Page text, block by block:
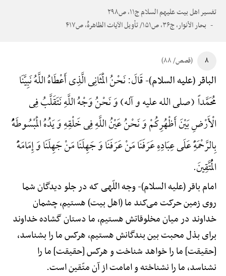
تفسیر اهل بیت علیهم السلام ج۱۱، ص۲۹۸
بحار الأنوار، ج۳۶، ص۱۵۱/ تأویل الآیات الظاهرهًْ، ص۴۱۷
۸ (قصص/ ۸۸)
الباقر (علیه السلام)-قَالَ: نَحْنُ الْمَثَانِی الَّذِی أَعْطَاهُ اللَّهُ نَبِیَّنَا
مُحَمَّداً (صلی الله علیه و آله) وَ نَحْنُ وَجْهُ اللَّهِ نَتَقَلَّبُ فِی
الْأَرْضِ بَیْنَ أَظْهُرِکُمْ وَ نَحْنُ عَیْنُ اللَّهِ فِی خَلْقِهِ وَ یَدُهُ الْمَبْسُوطَهًُْ
بِالرَّحْمَهًِْ عَلَی عِبَادِهِ عَرَفَنَا مَنْ عَرَفَنَا وَ جَهِلَنَا مَنْ جَهِلَنَا وَ إِمَامَهًَْ
الْمُتَّقِینَ.
امام باقر (علیه السلام)-وجه اللّهی که در جلو دیدگان شما
روی زمین حرکت می‌کند ما (اهل بیت) هستیم، چشمان
خداوند در میان مخلوقاتش هستیم، ما دستان گشاده خداوند
برای بذل محبت بین بندگانش هستیم، هرکس ما را بشناسد،
[حقیقت] ما را خواهد شناخت و هرکس [حقیقت] ما را
نشناسد، ما را نشناخته و امامت از آن متّقین است.